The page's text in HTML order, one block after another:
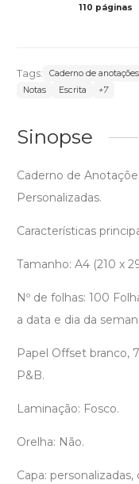
110 páginas
Tags: Caderno de anotações
Notas
Escrita +7
Sinopse
Caderno de
Personalizadas.
Características
Tamanho: A4 (210 x
Nº de folhas: 100
a data e dia da
Papel Offset branco,
P&B.
Laminação: Fosco.
Orelha: Não.
Capa: